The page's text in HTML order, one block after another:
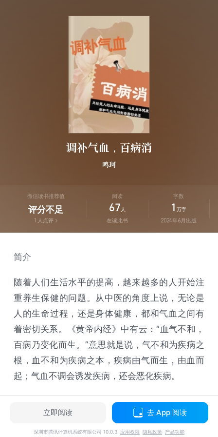
调补气血，百病消
鸣珂
微信读书推荐值
评分不足
人点评
阅读
67 人
在读此书
字数
1 万字
2024年6月出版
简介
随着人们生活水平的提高，越来越多的人开始注
重养生保健的问题。从中医的角度上说，无论是
人的生命过程，还是身体健康，都和气血之间有
着密切关系。《黄帝内经》中有云：“血气不和，
百病乃变化而生。”意思就是说，气不和为疾病之
根，血不和为疾病之本，疾病由气而生，由血而
起；气血不调会诱发疾病，还会恶化疾病。
立即阅读 去 App 阅读
深圳市腾讯计算机系统有限公司 10.0.3 应用权限 隐私政策 产品功能